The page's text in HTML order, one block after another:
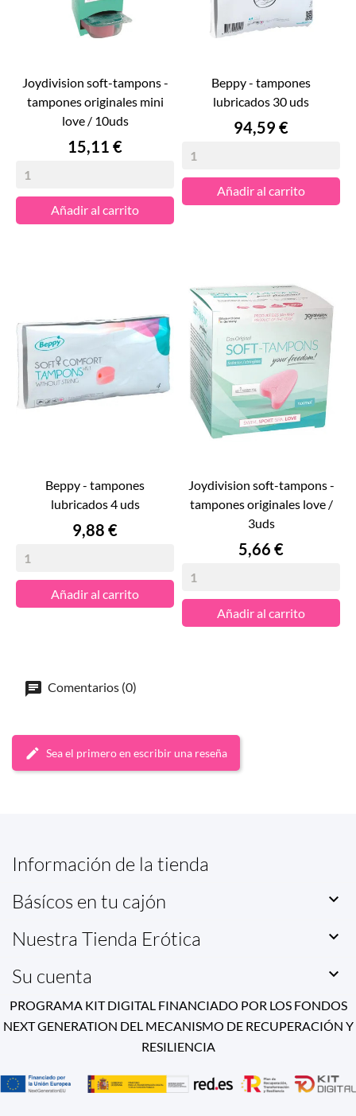
joydivision soft-tampons -
tampones originales mini
love / 10uds
Precio
15,11 €
Añadir al carrito
beppy - tampones
lubricados 30 uds
Precio
94,59 €
Añadir al carrito
beppy - tampones
lubricados 4 uds
Precio
9,88 €
Añadir al carrito
joydivision soft-tampons -
tampones originales love /
3uds
Precio
5,66 €
Añadir al carrito
Comentarios (0)
Sea el primero en escribir una reseña
Información de la tienda
Básícos en tu cajón

Nuestra Tienda Erótica 
Su cuenta 
PROGRAMA KIT DIGITAL FINANCIADO POR LOS FONDOS
NEXT GENERATION DEL MECANISMO DE RECUPERACIÓN Y
RESILIENCIA